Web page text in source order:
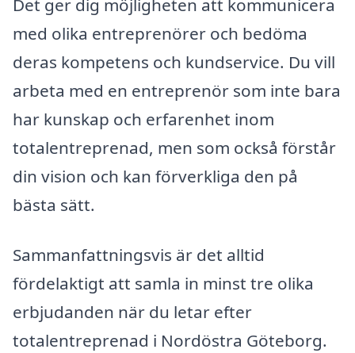
Det ger dig möjligheten att kommunicera
med olika entreprenörer och bedöma
deras kompetens och kundservice. Du vill
arbeta med en entreprenör som inte bara
har kunskap och erfarenhet inom
totalentreprenad, men som också förstår
din vision och kan förverkliga den på
bästa sätt.
Sammanfattningsvis är det alltid
fördelaktigt att samla in minst tre olika
erbjudanden när du letar efter
totalentreprenad i Nordöstra Göteborg.